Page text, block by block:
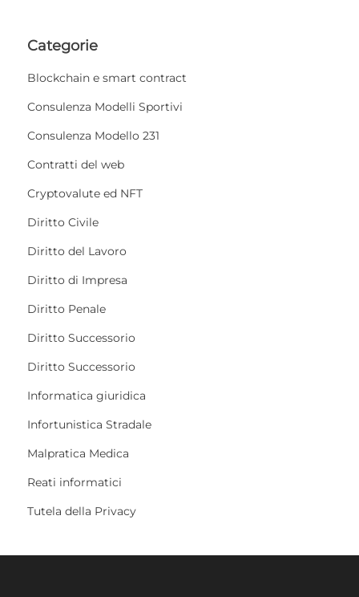
Categorie
Blockchain e smart contract
Consulenza Modelli Sportivi
Consulenza Modello 231
Contratti del web
Cryptovalute ed NFT
Diritto Civile
Diritto del Lavoro
Diritto di Impresa
Diritto Penale
Diritto Successorio
Diritto Successorio
Informatica giuridica
Infortunistica Stradale
Malpratica Medica
Reati informatici
Tutela della Privacy